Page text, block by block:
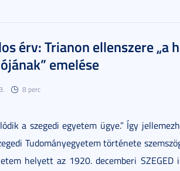
érv: Trianon ellenszere „a
emelése
8 perc
a szegedi egyetem ügye.” Így
Tudományegyetem története
helyett az 1920. decemberi SZEGED